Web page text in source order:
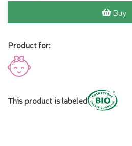
Buy
Product for:
This product is labeled